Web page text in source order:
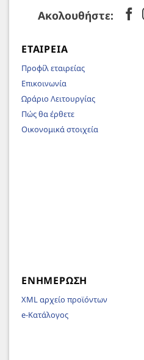
Ακολουθήστε:
ΕΤΑΙΡΕΊΑ
Προφίλ εταιρείας
Επικοινωνία
Ωράριο Λειτουργίας
Πώς θα έρθετε
Οικονομικά στοιχεία
ΕΝΗΜΈΡΩΣΗ
XML αρχείο προϊόντων
e-Κατάλογος